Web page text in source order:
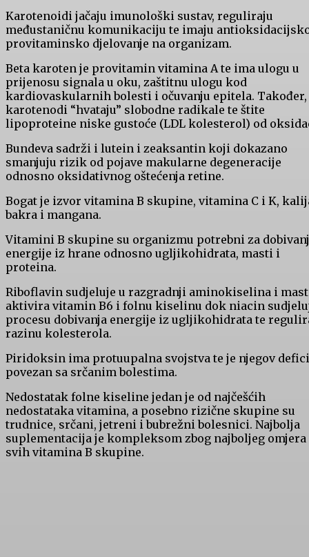
Karotenoidi jačaju imunološki sustav, reguliraju
međustaničnu komunikaciju te imaju
provitaminsko djelovanje na organizam.
Beta karoten je provitamin vitamina A te ima ulogu u
prijenosu signala u oku, zaštitnu ulogu kod
kardiovaskularnih bolesti i očuvanju epitela. Također,
karotenodi “hvataju” slobodne radikale te štite
lipoproteine niske gustoće (LDL kolesterol) od
Bundeva sadrži i lutein i zeaksantin koji dokazano
smanjuju rizik od pojave makularne degeneracije
odnosno oksidativnog oštećenja retine.
Bogat je izvor vitamina B skupine, vitamina C i K,
bakra i mangana.
Vitamini B skupine su organizmu potrebni za
energije iz hrane odnosno ugljikohidrata, masti i
proteina.
Riboflavin sudjeluje u razgradnji aminokiselina i
aktivira vitamin B6 i folnu kiselinu dok niacin
procesu dobivanja energije iz ugljikohidrata te
razinu kolesterola.
Piridoksin ima protuupalna svojstva te je njegov
povezan sa srčanim bolestima.
Nedostatak folne kiseline jedan je od najčešćih
nedostataka vitamina, a posebno rizične skupine su
trudnice, srčani, jetreni i bubrežni bolesnici. Najbolja
suplementacija je kompleksom zbog najboljeg omjera
svih vitamina B skupine.